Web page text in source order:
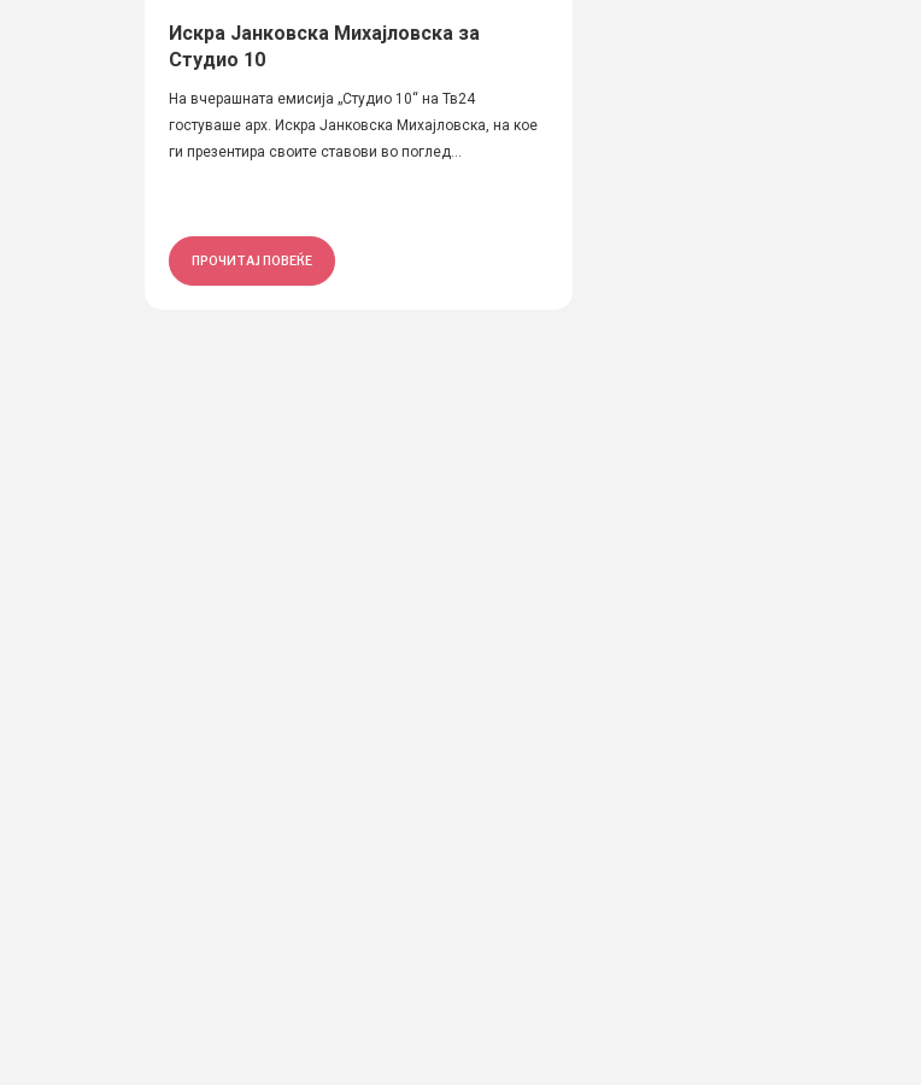
Искра Јанковска Михајловска за
Студио 10
На вчерашната емисија „Студио 10“ на Тв24
гостуваше арх. Искра Јанковска Михајловска, на кое
ги презентира свoите ставови во поглед...
ПРОЧИТАЈ ПОВЕЌЕ